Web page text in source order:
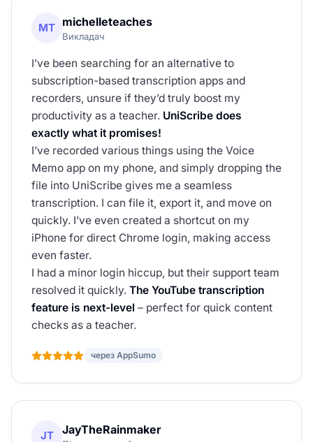
MT michelleteaches
Викладач
I’ve been searching for an alternative to
subscription-based transcription apps and
recorders, unsure if they’d truly boost my
productivity as a teacher. UniScribe does
exactly what it promises!
I’ve recorded various things using the Voice
Memo app on my phone, and simply dropping the
file into UniScribe gives me a seamless
transcription. I can file it, export it, and move on
quickly. I’ve even created a shortcut on my
iPhone for direct Chrome login, making access
even faster.
I had a minor login hiccup, but their support team
resolved it quickly. The YouTube transcription
feature is next-level – perfect for quick content
checks as a teacher.
через AppSumo
JT JayTheRainmaker